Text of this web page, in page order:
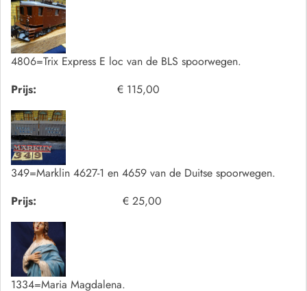
4806=Trix Express E loc van de BLS spoorwegen.
Prijs:
€ 115,00
349=Marklin 4627-1 en 4659 van de Duitse spoorwegen.
Prijs:
€ 25,00
1334=Maria Magdalena.